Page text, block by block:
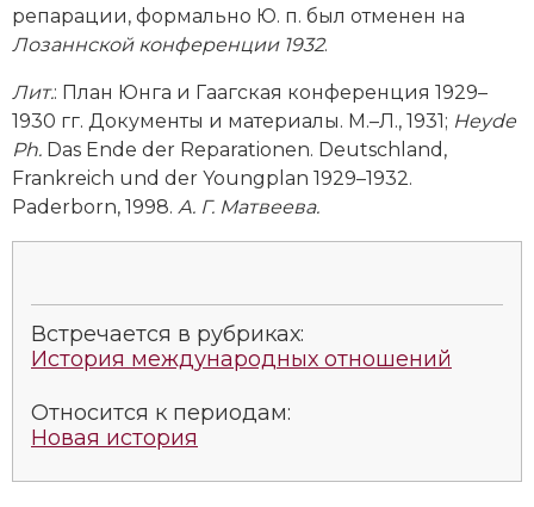
Политическая история
Революции и народные движения
Религия и церковь
Россия
Северная Америка
Специальные исторические дисциплины
Южная Америка
репарации, формально Ю. п. был отменен на
Лозаннской конференции 1932.
Лит.: План Юнга и Гаагская конференция 1929–
1930 гг. Документы и материалы. М.–Л., 1931; Heyde
Ph. Das Ende der Reparationen. Deutschland,
Frankreich und der Youngplan 1929–1932.
Paderborn, 1998. А. Г. Матвеева.
Встречается в рубриках:
История международных отношений
Относится к периодам:
Новая история